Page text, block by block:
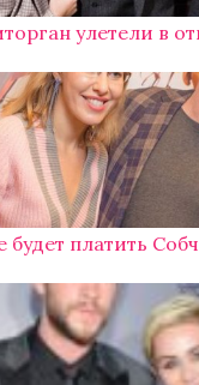
улетели в
будет платить